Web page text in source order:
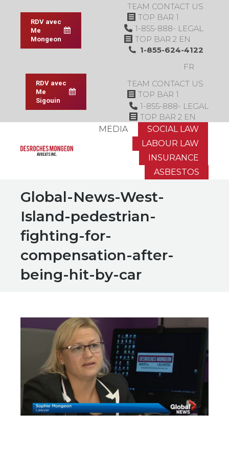
RDV avec
Me
Mongeon
RDV avec
Me
Sigouin
TEAM CONTACT US
TOP BAR 1
1-855-888- LEGAL
TOP BAR 2 EN
1-855-624-4122
FR
TEAM CONTACT US
TOP BAR 1
1-855-888- LEGAL
TOP BAR 2 EN
MEDIA
SOCIAL LAW
LABOUR LAW
INSURANCE
ASBESTOS
Global-News-West-
Island-pedestrian-
fighting-for-
compensation-after-
being-hit-by-car